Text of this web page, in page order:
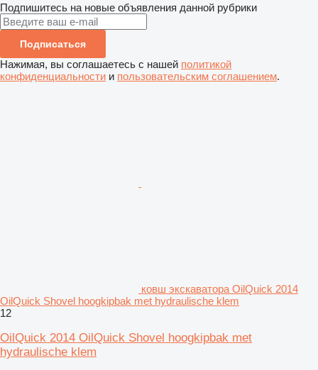
Подпишитесь на новые объявления данной рубрики
Подписаться
Нажимая, вы соглашаетесь с нашей политикой
конфиденциальности и пользовательским соглашением.
ковш экскаватора OilQuick 2014
OilQuick Shovel hoogkipbak met hydraulische klem
12
OilQuick 2014 OilQuick Shovel hoogkipbak met
hydraulische klem